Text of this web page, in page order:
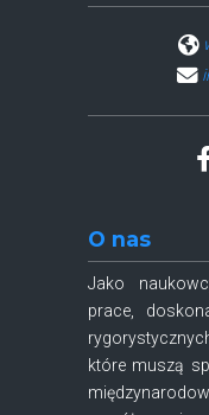
O nas
Jako
prace,
które muszą